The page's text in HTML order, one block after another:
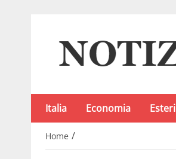
Italia Economia Esteri
Home /